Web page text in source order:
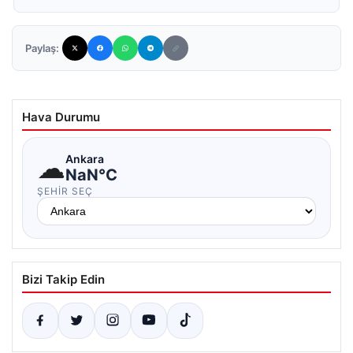
Paylaş:
Hava Durumu
☁Ankara
NaN°C
ŞEHIR SEÇ
Bizi Takip Edin